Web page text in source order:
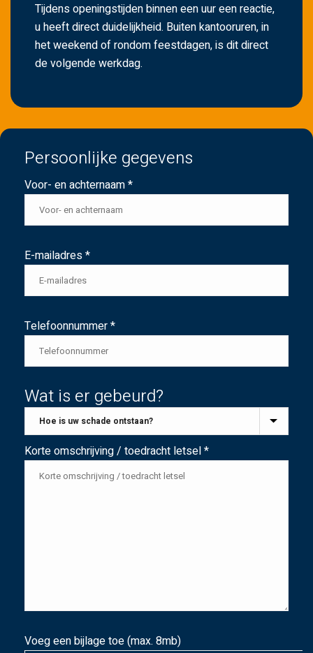
Tijdens openingstijden binnen een uur een reactie,
u heeft direct duidelijkheid. Buiten kantooruren, in
het weekend of rondom feestdagen, is dit direct
de volgende werkdag.
Persoonlijke gegevens
Voor- en achternaam *
E-mailadres *
Telefoonnummer *
Wat is er gebeurd?
Korte omschrijving / toedracht letsel *
Voeg een bijlage toe (max. 8mb)